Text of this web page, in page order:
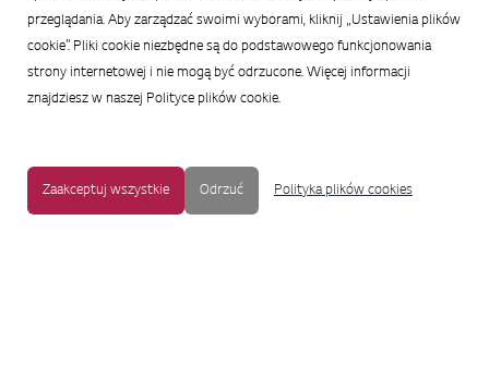
przeglądania. Aby zarządzać swoimi wyborami, kliknij „Ustawienia plików
cookie”. Pliki cookie niezbędne są do podstawowego funkcjonowania
strony internetowej i nie mogą być odrzucone. Więcej informacji
znajdziesz w naszej Polityce plików cookie.
Zaakceptuj wszystkie Odrzuć Polityka plików cookies